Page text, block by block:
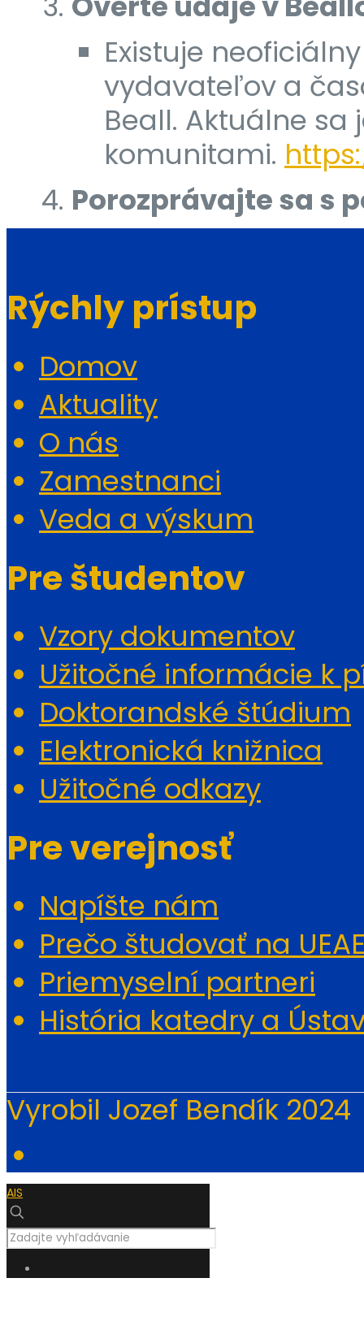
Existuje
vydavateľov a
Beall. Aktuálne sa
komunitami.
Porozprávajte sa s
Rýchly prístup
Domov
Aktuality
O nás
Zamestnanci
Veda a výskum
Pre študentov
Vzory dokumentov
Užitočné informácie k
Doktorandské štúdium
Elektronická knižnica
Užitočné odkazy
Pre verejnosť
Napíšte nám
Prečo študovať na
Priemyselní partneri
História katedry a
Vyrobil Jozef Bendík 2024
AIS